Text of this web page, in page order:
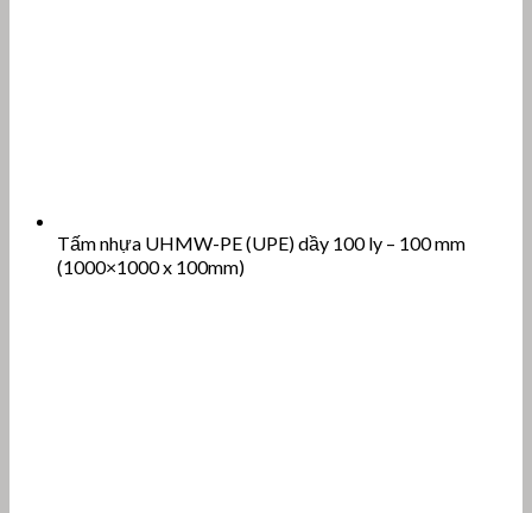
Tấm nhựa UHMW-PE (UPE) dầy 100 ly – 100 mm
(1000×1000 x 100mm)